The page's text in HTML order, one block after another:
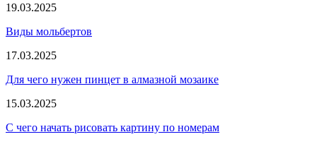
19.03.2025
Виды мольбертов
17.03.2025
Для чего нужен пинцет в алмазной мозаике
15.03.2025
С чего начать рисовать картину по номерам